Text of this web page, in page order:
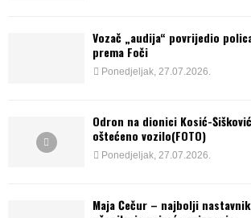
Vozač „audija“ povrijedio
prema Foči
Ponedjeljak, 27.07.2026.
Odron na dionici Kosić-
oštećeno vozilo(FOTO)
Ponedjeljak, 27.07.2026.
Maja Čečur – najbolji